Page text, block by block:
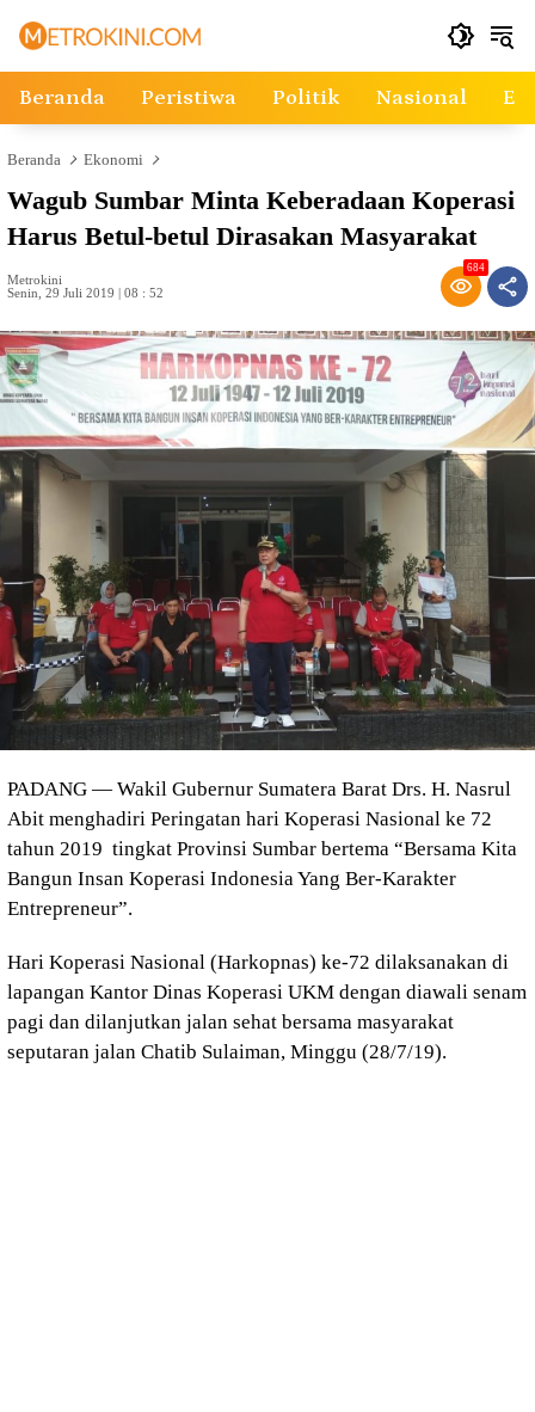
Beranda Peristiwa Politik Nasional
Beranda Ekonomi
Wagub Sumbar Minta Keberadaan Koperasi
Harus Betul-betul Dirasakan Masyarakat
Metrokini
Senin, 29 Juli 2019 | 08 : 52
684
PADANG — Wakil Gubernur Sumatera Barat Drs. H. Nasrul
Abit menghadiri Peringatan hari Koperasi Nasional ke 72
tahun 2019 tingkat Provinsi Sumbar bertema “Bersama Kita
Bangun Insan Koperasi Indonesia Yang Ber-Karakter
Entrepreneur”.
Hari Koperasi Nasional (Harkopnas) ke-72 dilaksanakan di
lapangan Kantor Dinas Koperasi UKM dengan diawali senam
pagi dan dilanjutkan jalan sehat bersama masyarakat
seputaran jalan Chatib Sulaiman, Minggu (28/7/19).